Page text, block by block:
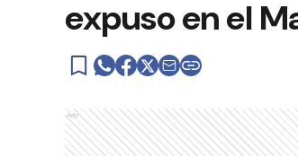
expuso en el
Ads